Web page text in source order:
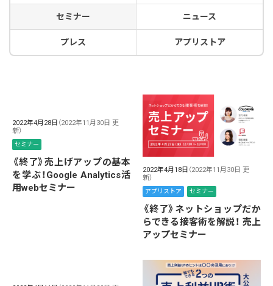
セミナー ニュース
プレス アプリストア
2022年4月28日 （2022年11月30日 更
新）
セミナー
《終了》売上げアップの基本
を学ぶ！Google Analytics活
用webセミナー
2022年4月18日 （2022年11月30日 更
新）
アプリストア セミナー
《終了》ネットショップだか
らできる接客術を解説！ 売上
アップセミナー